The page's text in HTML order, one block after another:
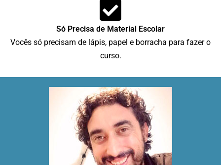
Só Precisa de Material Escolar
Vocês só precisam de lápis, papel e borracha para fazer o
curso.